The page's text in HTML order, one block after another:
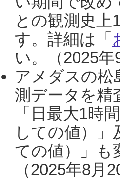
との観測史上
す。詳細は「
い。（2025年
アメダスの松
測データを精
「日最大1時
しての値）
ての値）」も
（2025年8月